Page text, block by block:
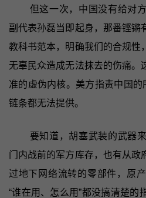
但这一次，中国没有给对
副代表孙磊当即起身，那番铿锵
教科书范本，明确我们的合规性
无辜民众造成无法抹去的伤痛。
准的虚伪内核。美方指责中国的
链条都无法提供。
要知道，胡塞武装的武器
门内战前的军方库存，也有从政
过地下网络流转的零部件，原
“谁在用、怎么用”都没搞清楚的